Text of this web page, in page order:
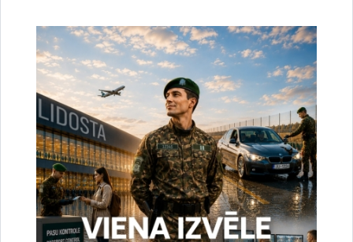
Valsts robežsardzes koledža piedalījās
konferencē Polijā
Publicēšanas datums: 27.06.2026.
konference
robežsardze
18. jūnijā Polijā, Kentšinā, Robežsardzes mācību centrā
notika starptautiskā konference “Apmācība un
profesionālā pilnveide valsts robežu drošības sistēmā –
35 gadu pieredze”, kurā piedalījās Valsts robežsardzes
koledžas direktors pulkvedis Mariks…